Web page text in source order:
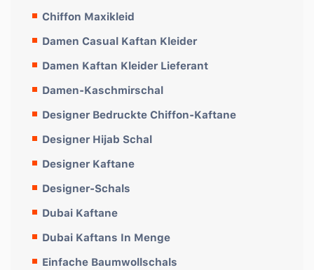
Chiffon Maxikleid
Damen Casual Kaftan Kleider
Damen Kaftan Kleider Lieferant
Damen-Kaschmirschal
Designer Bedruckte Chiffon-Kaftane
Designer Hijab Schal
Designer Kaftane
Designer-Schals
Dubai Kaftane
Dubai Kaftans In Menge
Einfache Baumwollschals